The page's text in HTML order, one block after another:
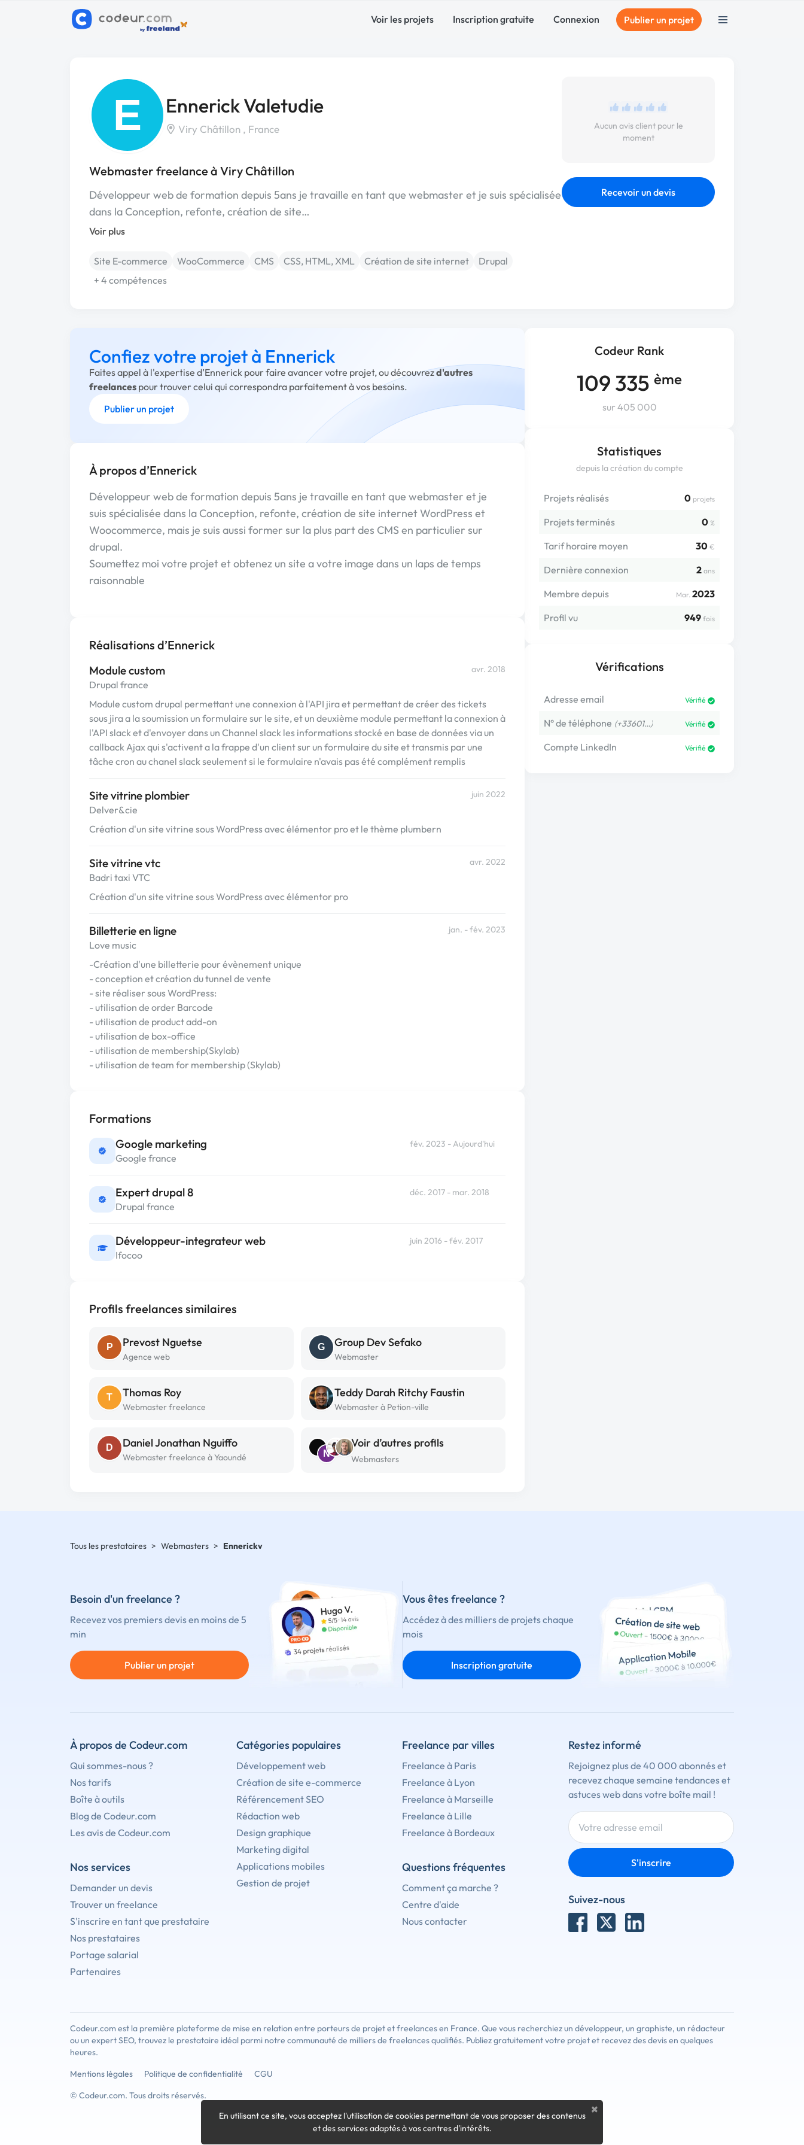
Voir les projets Inscription gratuite Connexion Publier un projet
E Ennerick Valetudie
Viry Châtillon , France
Webmaster freelance à Viry Châtillon
Développeur web de formation depuis 5ans je travaille en tant que webmaster et je suis spécialisée
dans la Conception, refonte, création de site…
Voir plus
Site E-commerce WooCommerce CMS CSS, HTML, XML Création de site internet
Drupal
+ 4 compétences
Aucun avis client pour le
moment
Recevoir un devis
Codeur Rank
109 335 ème
sur 405 000
Statistiques
depuis la création du compte
Projets réalisés 0 projets
Projets terminés 0 %
Tarif horaire moyen 30 €
Dernière connexion 2 ans
Membre depuis Mar. 2023
Profil vu
949 fois
Vérifications
Adresse email Vérifié
N° de téléphone (+33601…) Vérifié
Compte LinkedIn Vérifié
Confiez votre projet à Ennerick
Faites appel à l'expertise d’Ennerick pour faire avancer votre projet, ou découvrezd'autres
freelances pour trouver celui qui correspondra parfaitement à vos besoins.
Publier un projet
À propos d’Ennerick
Développeur web de formation depuis 5ans je travaille en tant que webmaster et je
suis spécialisée dans la Conception, refonte, création de site internet WordPress et
Woocommerce, mais je suis aussi former sur la plus part des CMS en particulier sur
drupal.
Soumettez moi votre projet et obtenez un site a votre image dans un laps de temps
raisonnable
Réalisations d’Ennerick
Module custom
Drupal france
avr. 2018
Module custom drupal permettant une connexion à l'API jira et permettant de créer des tickets
sous jira a la soumission un formulaire sur le site, et un deuxième module permettant la connexion à
l'API slack et d'envoyer dans un Channel slack les informations stocké en base de données via un
callback Ajax qui s'activent a la frappe d'un client sur un formulaire du site et transmis par une
tâche cron au chanel slack seulement si le formulaire n'avais pas été complément remplis
Site vitrine plombier
Delver&cie
juin 2022
Création d'un site vitrine sous WordPress avec élémentor pro et le thème plumbern
Site vitrine vtc
Badri taxi VTC
avr. 2022
Création d'un site vitrine sous WordPress avec élémentor pro
Billetterie en ligne
Love music
jan. - fév. 2023
-Création d'une billetterie pour évènement unique
- conception et création du tunnel de vente
- site réaliser sous WordPress:
- utilisation de order Barcode
- utilisation de product add-on
- utilisation de box-office
- utilisation de membership(Skylab)
- utilisation de team for membership (Skylab)
Formations
Google marketing
Google france
fév. 2023 - Aujourd'hui
Expert drupal 8
Drupal france
déc. 2017 - mar. 2018
Développeur-integrateur web
Ifocoo
juin 2016 - fév. 2017
Profils freelances similaires
P Prevost Nguetse
Agence web
G Group Dev Sefako
Webmaster
T Thomas Roy
Webmaster freelance
Teddy Darah Ritchy Faustin
Webmaster à Petion-ville
D Daniel Jonathan Nguiffo
Webmaster freelance à Yaoundé N
Voir d’autres profils
Webmasters
Tous les prestataires > Webmasters > Ennerickv
Besoin d'un freelance ?
Recevez vos premiers devis en moins de 5
min
Publier un projet
Vous êtes freelance ?
Accédez à des milliers de projets chaque
mois
Inscription gratuite
À propos de Codeur.com
Qui sommes-nous ?
Nos tarifs
Boîte à outils
Blog de Codeur.com
Les avis de Codeur.com
Nos services
Demander un devis
Trouver un freelance
S'inscrire en tant que prestataire
Nos prestataires
Portage salarial
Partenaires
Catégories populaires
Développement web
Création de site e-commerce
Référencement SEO
Rédaction web
Design graphique
Marketing digital
Applications mobiles
Gestion de projet
Freelance par villes
Freelance à Paris
Freelance à Lyon
Freelance à Marseille
Freelance à Lille
Freelance à Bordeaux
Questions fréquentes
Comment ça marche ?
Centre d'aide
Nous contacter
Restez informé
Rejoignez plus de 40 000 abonnés et
recevez chaque semaine tendances et
astuces web dans votre boîte mail !
S'inscrire
Suivez-nous
Codeur.com est la première plateforme de mise en relation entre porteurs de projet et freelances en France. Que vous recherchiez un développeur, un graphiste, un rédacteur
ou un expert SEO, trouvez le prestataire idéal parmi notre communauté de milliers de freelances qualifiés. Publiez gratuitement votre projet et recevez des devis en quelques
heures.
Mentions légales
Politique de confidentialité
CGU
© Codeur.com. Tous droits réservés.
×
En utilisant ce site, vous acceptez l'utilisation de cookies permettant de vous proposer des contenus
et des services adaptés à vos centres d'intérêts.